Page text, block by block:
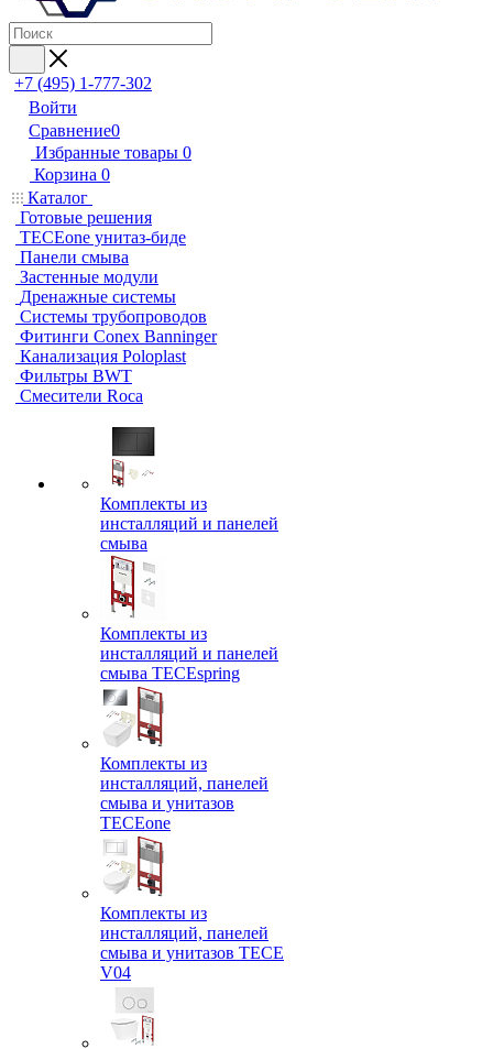
+7 (495) 1-777-302
Войти
Сравнение0
Избранные товары 0
Корзина 0
Каталог
Готовые решения
TECEone унитаз-биде
Панели смыва
Застенные модули
Дренажные системы
Системы трубопроводов
Фитинги Conex Banninger
Канализация Poloplast
Фильтры BWT
Смесители Roca
Комплекты из
инсталляций и панелей
смыва
Комплекты из
инсталляций и панелей
смыва TECEspring
Комплекты из
инсталляций, панелей
смыва и унитазов
TECEone
Комплекты из
инсталляций, панелей
смыва и унитазов ТЕСЕ
V04